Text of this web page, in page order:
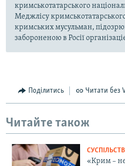
кримськотатарського
Меджлісу
кримських мусульман,
забороненою в Росії
Поділитись Читати без
Читайте також
«Крим –